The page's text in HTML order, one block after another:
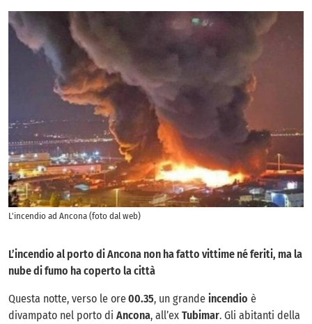
L'incendio ad Ancona (foto dal web)
L’incendio al porto di Ancona non ha fatto vittime né feriti, ma la
nube di fumo ha coperto la città
Questa notte, verso le ore00.35, un grande incendio è
divampato nel porto di Ancona, all’ex Tubimar. Gli abitanti della